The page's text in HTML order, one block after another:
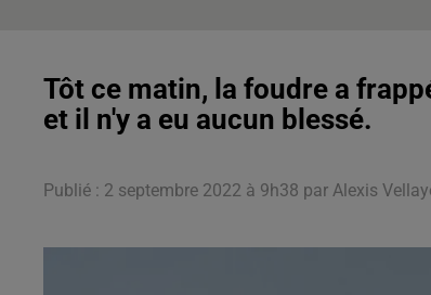
Tôt ce matin, la foudre a
et il n'y a eu aucun blessé.
Publié : 2 septembre 2022 à 9h38 par Alexis